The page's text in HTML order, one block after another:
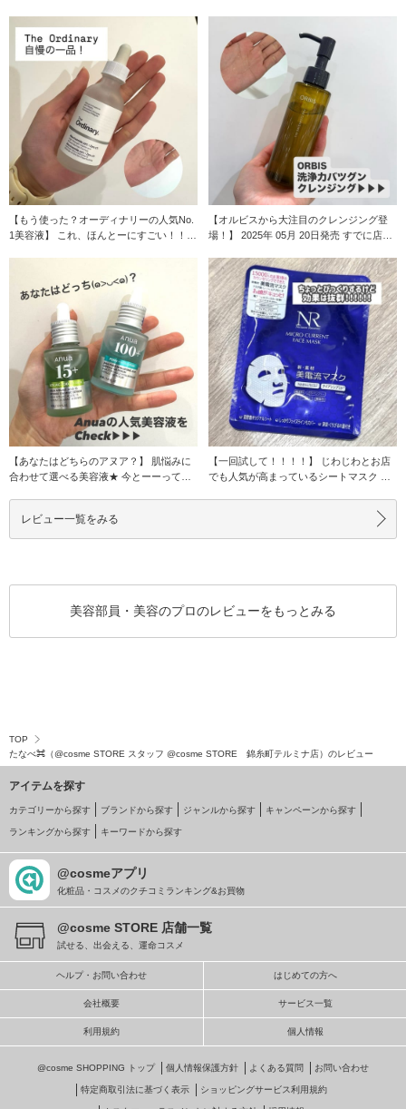
【もう使った？オーディナリーの人気No.
1美容液】 これ、ほんとーにすごい！！
【オルビスから大注目のクレンジング登
場！】 2025年 05月 20日発売 すでに店頭
【あなたはどちらのアヌア？】 肌悩みに
合わせて選べる美容液★ 今とーーっても
【一回試して！！！！】 じわじわとお店
でも人気が高まっているシートマスク 最
レビュー一覧をみる
美容部員・美容のプロのレビューをもっとみる
TOP
たなべ⌘（@cosme STORE スタッフ @cosme STORE 錦糸町テルミナ店）のレビュー
アイテムを探す
カテゴリーから探す ブランドから探す ジャンルから探す キャンペーンから探す
ランキングから探す キーワードから探す
@cosmeアプリ
化粧品・コスメのクチコミランキング&お買物
@cosme STORE 店舗一覧
試せる、出会える、運命コスメ
ヘルプ・お問い合わせ はじめての方へ
会社概要 サービス一覧
利用規約 個人情報
@cosme SHOPPING トップ 個人情報保護方針 よくある質問 お問い合わせ
特定商取引法に基づく表示 ショッピングサービス利用規約